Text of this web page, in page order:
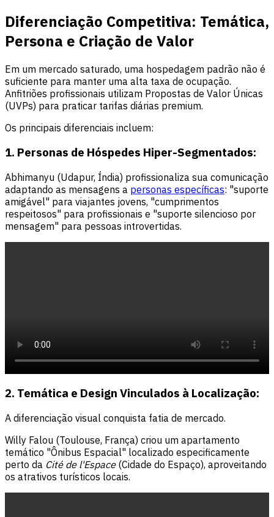
Diferenciação Competitiva: Temática,
Persona e Criação de Valor
Em um mercado saturado, uma hospedagem padrão não é
suficiente para manter uma alta taxa de ocupação.
Anfitriões profissionais utilizam Propostas de Valor Únicas
(UVPs) para praticar tarifas diárias premium.
Os principais diferenciais incluem:
1. Personas de Hóspedes Hiper-Segmentados:
Abhimanyu (Udapur, Índia) profissionaliza sua comunicação
adaptando as mensagens a personas específicas: "suporte
amigável" para viajantes jovens, "cumprimentos
respeitosos" para profissionais e "suporte silencioso por
mensagem" para pessoas introvertidas.
2. Temática e Design Vinculados à Localização:
A diferenciação visual conquista fatia de mercado.
Willy Falou (Toulouse, França) criou um apartamento
temático "Ônibus Espacial" localizado especificamente
perto da Cité de l'Espace(Cidade do Espaço), aproveitando
os atrativos turísticos locais.